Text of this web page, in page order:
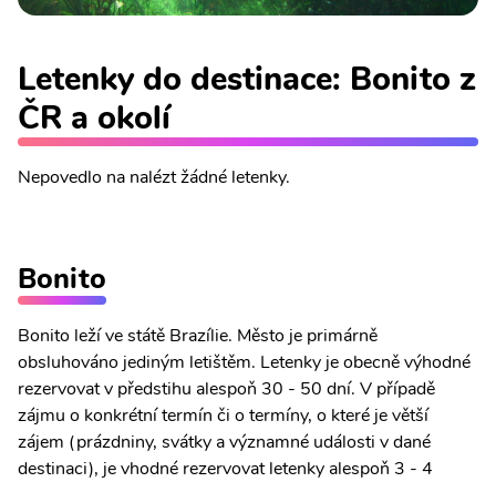
Letenky do destinace: Bonito z
ČR a okolí
Nepovedlo na nalézt žádné letenky.
Bonito
Bonito leží ve státě Brazílie. Město je primárně
obsluhováno jediným letištěm. Letenky je obecně výhodné
rezervovat v předstihu alespoň 30 - 50 dní. V případě
zájmu o konkrétní termín či o termíny, o které je větší
zájem (prázdniny, svátky a významné události v dané
destinaci), je vhodné rezervovat letenky alespoň 3 - 4